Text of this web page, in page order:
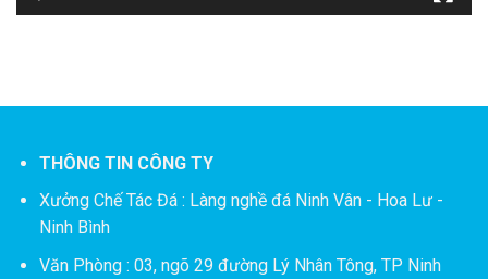
THÔNG TIN CÔNG TY
Xưởng Chế Tác Đá : Làng nghề đá Ninh Vân - Hoa Lư -
Ninh Bình
Văn Phòng : 03, ngõ 29 đường Lý Nhân Tông, TP Ninh